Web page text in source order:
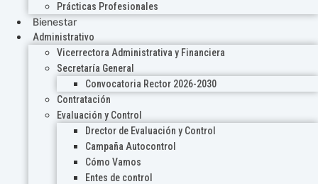
Prácticas Profesionales
Bienestar
Administrativo
Vicerrectora Administrativa y Financiera
Secretaría General
Convocatoria Rector 2026-2030
Contratación
Evaluación y Control
Drector de Evaluación y Control
Campaña Autocontrol
Cómo Vamos
Entes de control